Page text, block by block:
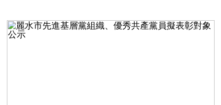
司作為今年麗水市唯一家“省綠色企業”申報單位接受了
考核驗收。浙江91香蕉污在线观看玩具有限公司多年來